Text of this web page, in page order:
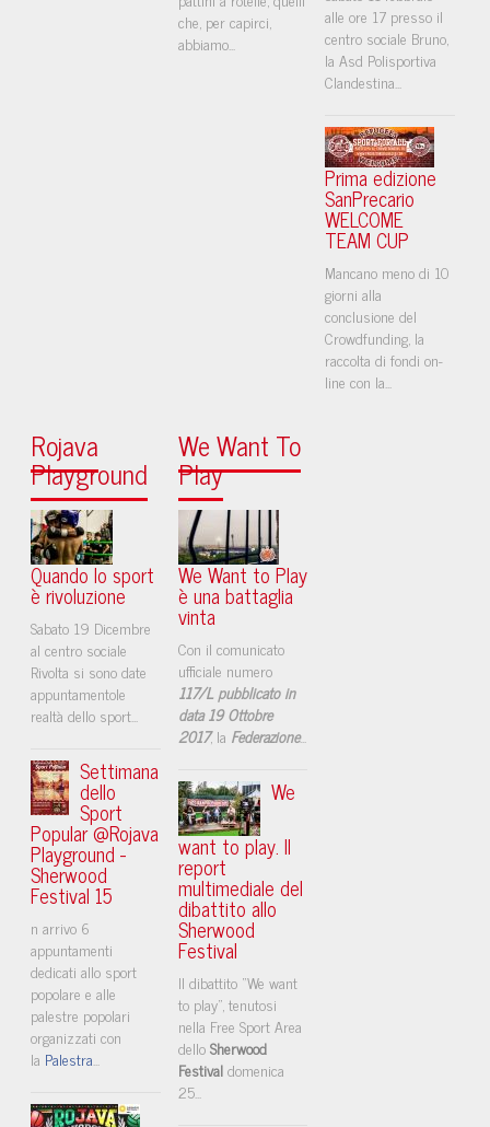
che, per capirci,
abbiamo...
alle ore 17 presso il
centro sociale Bruno,
la Asd Polisportiva
Clandestina...
Prima edizione
SanPrecario
WELCOME
TEAM CUP
Mancano meno di 10
giorni alla
conclusione del
Crowdfunding, la
raccolta di fondi on-
line con la...
Rojava
Playground
Quando lo sport
è rivoluzione
Sabato 19 Dicembre
al centro sociale
Rivolta si sono date
appuntamentole
realtà dello sport...
Settimana
dello
Sport
Popular @Rojava
Playground -
Sherwood
Festival 15
n arrivo 6
appuntamenti
dedicati allo sport
popolare e alle
palestre popolari
organizzati con
la Palestra...
We Want To
Play
We Want to Play
è una battaglia
vinta
Con il comunicato
ufficiale numero
117/L pubblicato in
data 19 Ottobre
2017, la Federazione...
We
want to play. Il
report
multimediale del
dibattito allo
Sherwood
Festival
Il dibattito “We want
to play”, tenutosi
nella Free Sport Area
delloSherwood
Festivaldomenica
25...